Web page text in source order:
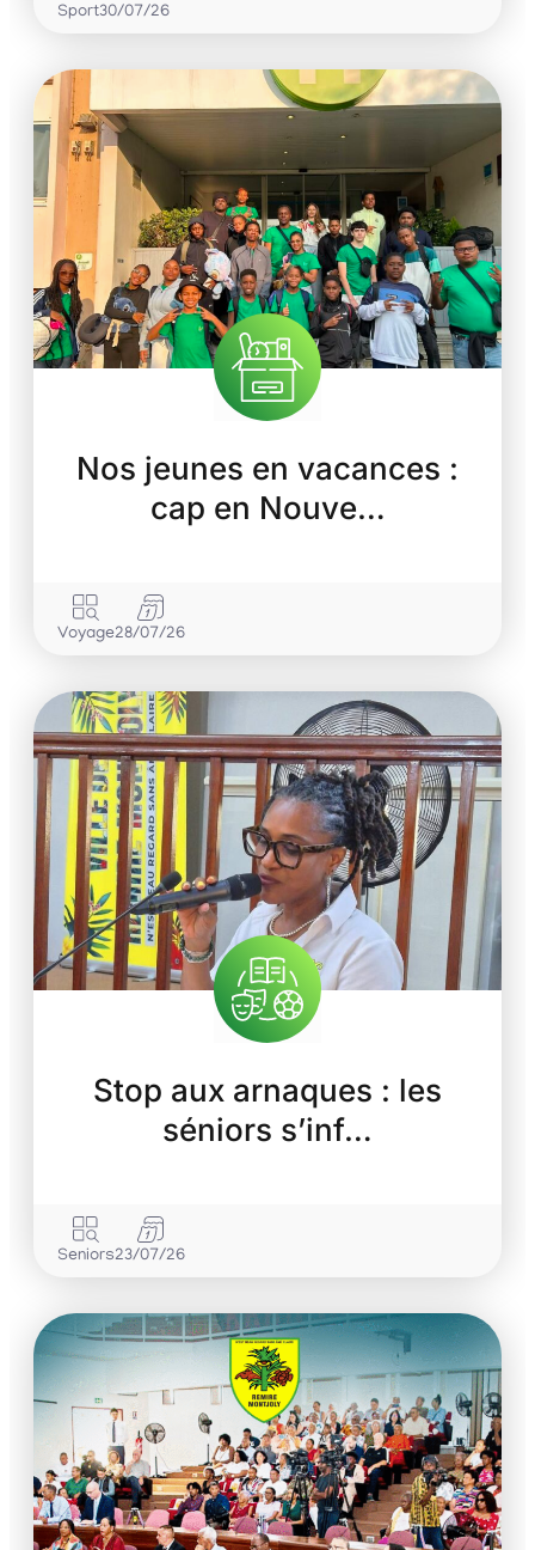
Sport30/07/26
Nos jeunes en vacances :
cap en Nouve…
Voyage28/07/26
Stop aux arnaques : les
séniors s’inf…
Seniors23/07/26